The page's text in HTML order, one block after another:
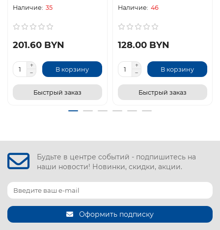
35
201.60 BYN
В корзину
Быстрый заказ
46
128.00 BYN
В корзину
Быстрый заказ
Будьте в центре событий - подпишитесь на
наши новости! Новинки, скидки, акции.
Оформить подписку